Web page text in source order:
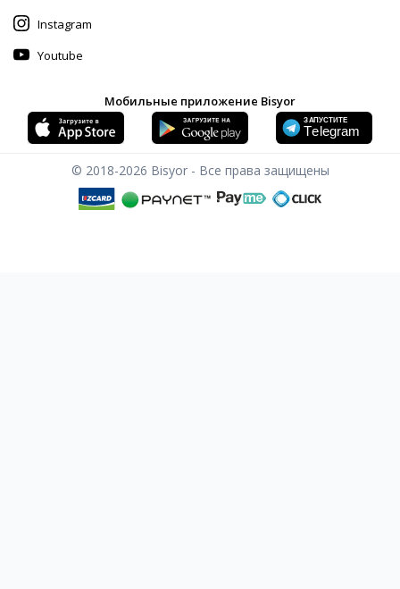
Instagram
Youtube
Мобильные приложение Bisyor
© 2018-2026 Bisyor - Все права защищены